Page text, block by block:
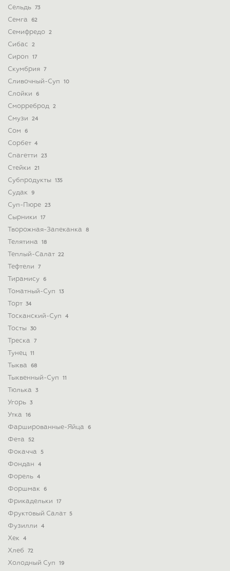
Сельдь 73
Семга 62
Семифредо 2
Сибас 2
Сироп 17
Скумбрия 7
Сливочный-Суп 10
Слойки 6
Сморреброд 2
Смузи 24
Сом 6
Сорбет 4
Спагетти 23
Стейки 21
Субпродукты 135
Судак 9
Суп-Пюре 23
Сырники 17
Творожная-Запеканка 8
Телятина 18
Теплый-Салат 22
Тефтели 7
Тирамису 6
Томатный-Суп 13
Торт 34
Тосканский-Суп 4
Тосты 30
Треска 7
Тунец 11
Тыква 68
Тыквенный-Суп 11
Тюлька 3
Угорь 3
Утка 16
Фаршированные-Яйца 6
Фета 52
Фокачча 5
Фондан 4
Форель 4
Форшмак 6
Фрикадельки 17
Фруктовый Салат 5
Фузилли 4
Хек 4
Хлеб 72
Холодный Суп 19